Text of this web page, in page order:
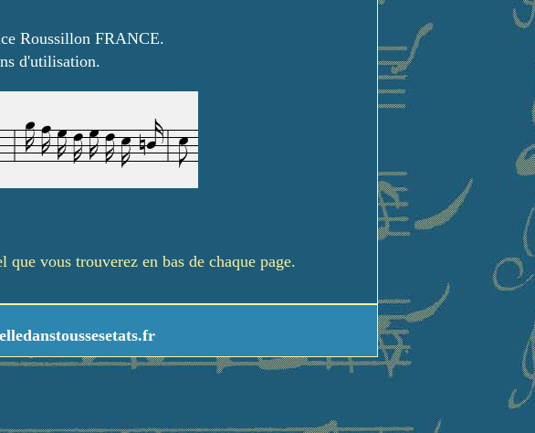
Roussillon FRANCE.
d'utilisation.
vous trouverez en bas de chaque page.